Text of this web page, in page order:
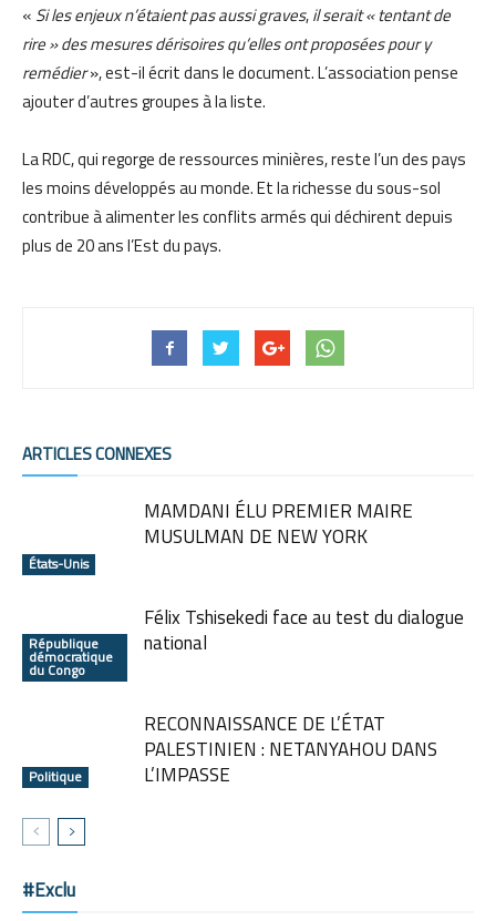
« Si les enjeux n’étaient pas aussi graves,il serait « tentant de
rire » des mesures dérisoires qu’elles ont proposées pour y
remédier», est-il écrit dans le document. L’association pense
ajouter d’autres groupes à la liste.
La RDC, qui regorge de ressources minières, reste l’un des pays
les moins développés au monde. Et la richesse du sous-sol
contribue à alimenter les conflits armés qui déchirent depuis
plus de 20 ans l’Est du pays.
ARTICLES CONNEXES
États-Unis
MAMDANI ÉLU PREMIER MAIRE
MUSULMAN DE NEW YORK
République
démocratique
du Congo
Félix Tshisekedi face au test du dialogue
national
Politique
RECONNAISSANCE DE L’ÉTAT
PALESTINIEN : NETANYAHOU DANS
L’IMPASSE
#Exclu